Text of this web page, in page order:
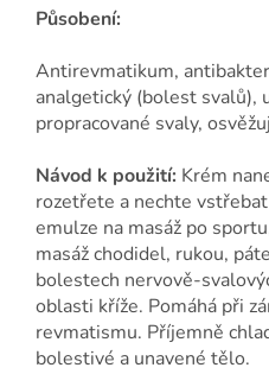
Působení:
Antirevmatikum,
analgetický (bolest svalů),
propracované svaly,
Návod k použití: Krém
rozetřete a nechte
emulze na masáž po
masáž chodidel, rukou,
bolestech nervově-
oblasti kříže. Pomáhá při
revmatismu. Příjemně
bolestivé a unavené tělo.